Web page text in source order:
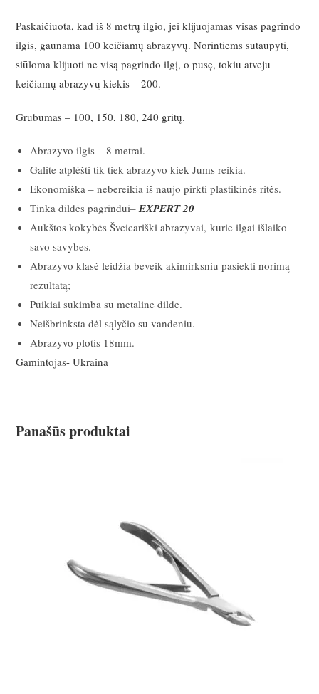
Paskaičiuota, kad iš 8 metrų ilgio, jei klijuojamas visas pagrindo
ilgis, gaunama 100 keičiamų abrazyvų. Norintiems sutaupyti,
siūloma klijuoti ne visą pagrindo ilgį, o pusę, tokiu atveju
keičiamų abrazyvų kiekis – 200.
Grubumas – 100, 150, 180, 240 gritų.
Abrazyvo ilgis – 8 metrai.
Galite atplėšti tik tiek abrazyvo kiek Jums reikia.
Ekonomiška – nebereikia iš naujo pirkti plastikinės ritės.
Tinka dildės pagrindui–EXPERT 20
Aukštos kokybės Šveicariški abrazyvai, kurie ilgai išlaiko
savo savybes.
Abrazyvo klasė leidžia beveik akimirksniu pasiekti norimą
rezultatą;
Puikiai sukimba su metaline dilde.
Neišbrinksta dėl sąlyčio su vandeniu.
Abrazyvo plotis 18mm.
Gamintojas- Ukraina
Panašūs produktai